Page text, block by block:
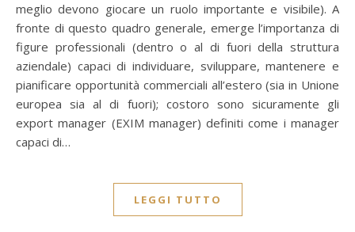
meglio devono giocare un ruolo importante e visibile). A
fronte di questo quadro generale, emerge l’importanza di
figure professionali (dentro o al di fuori della struttura
aziendale) capaci di individuare, sviluppare, mantenere e
pianificare opportunità commerciali all’estero (sia in Unione
europea sia al di fuori); costoro sono sicuramente gli
export manager (EXIM manager) definiti come i manager
capaci di…
LEGGI TUTTO